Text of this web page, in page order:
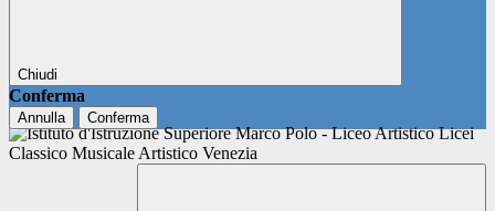
Chiudi
Conferma
Annulla Conferma